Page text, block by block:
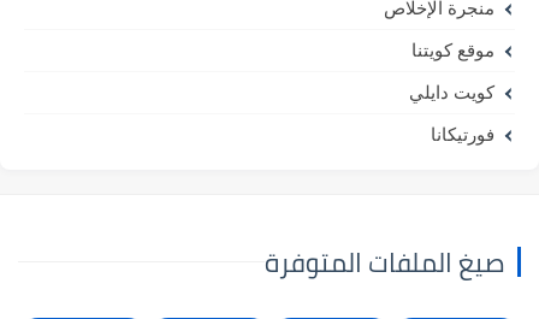
منجرة الإخلاص
موقع كويتنا
كويت دايلي
فورتيكانا
صيغ الملفات المتوفرة